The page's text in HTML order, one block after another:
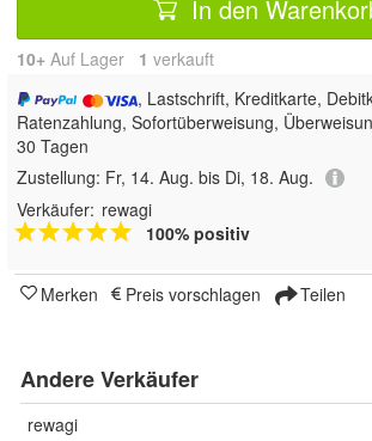
In den
10+ Auf Lager 1 verkauft
, Lastschrift, Kreditkarte,
Ratenzahlung, Sofortüberweisung,
30 Tagen
Zustellung: Fr, 14. Aug. bis Di, 18. Aug.
Verkäufer: rewagi
100% positiv
Merken Preis vorschlagen Teilen
Andere Verkäufer
rewagi